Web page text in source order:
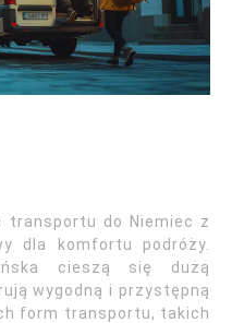
transportu do Niemiec z
dla komfortu podróży.
cieszą się dużą
wygodną i przystępną
form transportu, takich